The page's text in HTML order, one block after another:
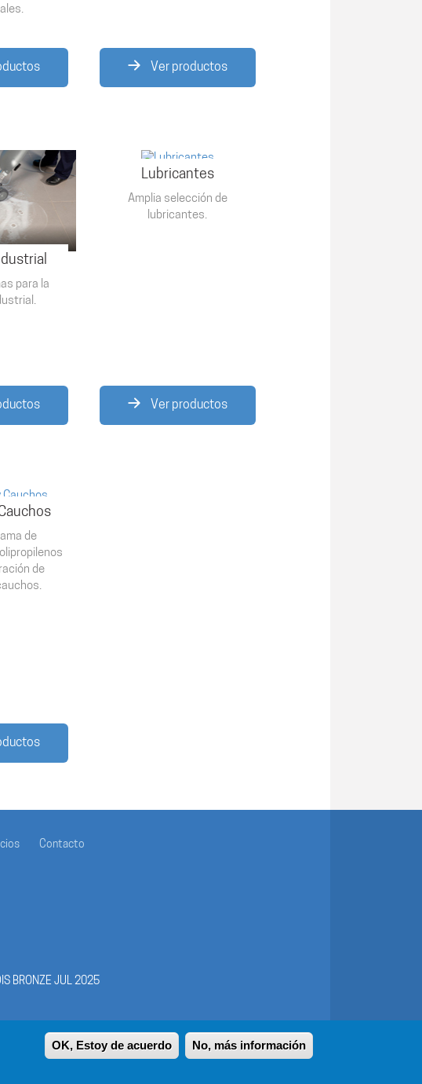
OK, Estoy de acuerdo No, más información
Ver productos
para la
Lubricantes
Amplia selección de
lubricantes.
Ver productos
de
de
Contacto